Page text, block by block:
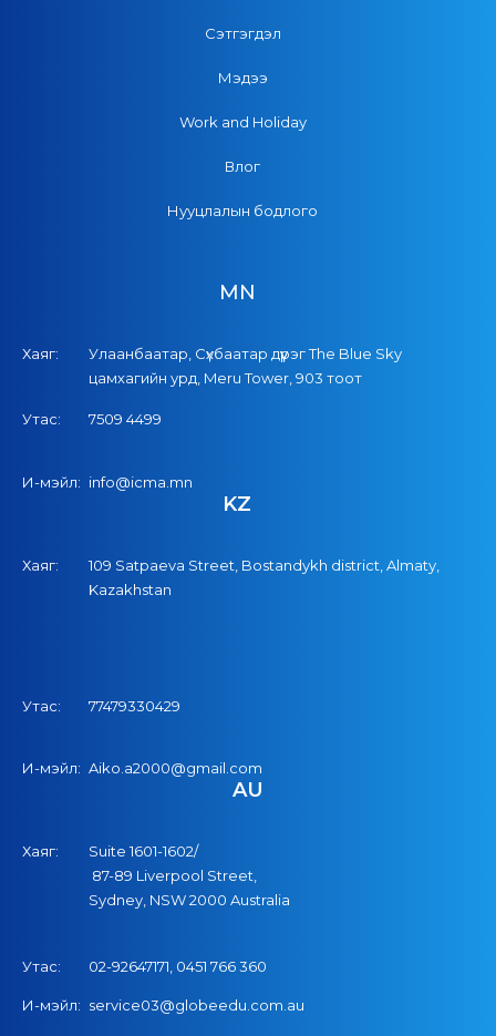
Сэтгэгдэл
Мэдээ
Work and Holiday
Влог
Нууцлалын бодлого
MN
Хаяг:
Улаанбаатар, Сүхбаатар дүүрэг The Blue Sky
цамхагийн урд, Meru Tower, 903 тоот
Утас: 7509 4499
И-мэйл: info@icma.mn
KZ
Хаяг:
109 Satpaeva Street, Bostandykh district, Almaty,
Kazakhstan
Утас: 77479330429
И-мэйл: Aiko.a2000@gmail.com
AU
Хаяг:
Suite 1601-1602/
87-89 Liverpool Street,
Sydney, NSW 2000 Australia
Утас: 02-92647171, 0451 766360
И-мэйл: service03@globeedu.com.au